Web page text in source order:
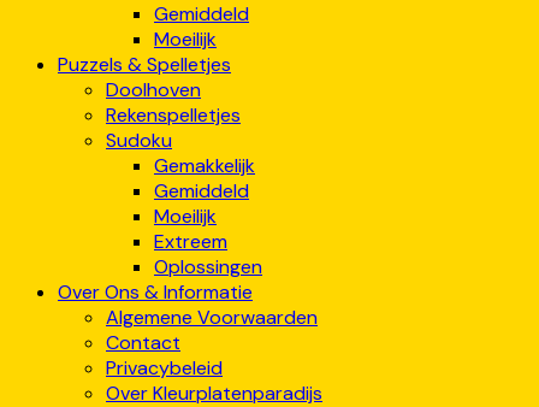
Gemiddeld
Moeilijk
Puzzels & Spelletjes
Doolhoven
Rekenspelletjes
Sudoku
Gemakkelijk
Gemiddeld
Moeilijk
Extreem
Oplossingen
Over Ons & Informatie
Algemene Voorwaarden
Contact
Privacybeleid
Over Kleurplatenparadijs